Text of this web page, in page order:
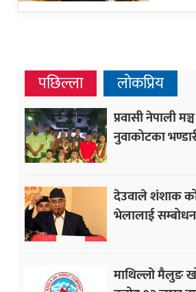
पछिल्ला लोकप्रिय
प्रवासी नेपाली
नुवाकोटका
देउवाले शंशाक
भेलालाई सम्बोधन
माथिल्लो मैलुङ